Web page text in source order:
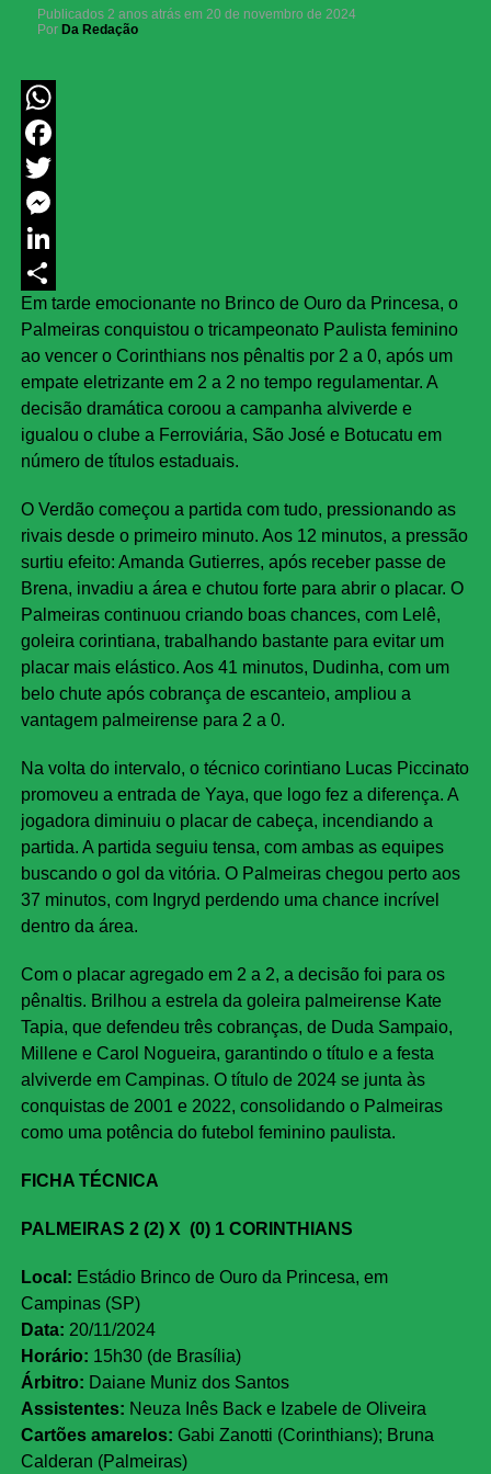
Publicados 2 anos atrás em 20 de novembro de 2024
Por Da Redação
WhatsApp
Facebook
Twitter
Messenger
LinkedIn
Share
Em tarde emocionante no Brinco de Ouro da Princesa, o
Palmeiras conquistou o tricampeonato Paulista feminino
ao vencer o Corinthians nos pênaltis por 2 a 0, após um
empate eletrizante em 2 a 2 no tempo regulamentar. A
decisão dramática coroou a campanha alviverde e
igualou o clube a Ferroviária, São José e Botucatu em
número de títulos estaduais.
O Verdão começou a partida com tudo, pressionando as
rivais desde o primeiro minuto. Aos 12 minutos, a pressão
surtiu efeito: Amanda Gutierres, após receber passe de
Brena, invadiu a área e chutou forte para abrir o placar. O
Palmeiras continuou criando boas chances, com Lelê,
goleira corintiana, trabalhando bastante para evitar um
placar mais elástico. Aos 41 minutos, Dudinha, com um
belo chute após cobrança de escanteio, ampliou a
vantagem palmeirense para 2 a 0.
Na volta do intervalo, o técnico corintiano Lucas Piccinato
promoveu a entrada de Yaya, que logo fez a diferença. A
jogadora diminuiu o placar de cabeça, incendiando a
partida. A partida seguiu tensa, com ambas as equipes
buscando o gol da vitória. O Palmeiras chegou perto aos
37 minutos, com Ingryd perdendo uma chance incrível
dentro da área.
Com o placar agregado em 2 a 2, a decisão foi para os
pênaltis. Brilhou a estrela da goleira palmeirense Kate
Tapia, que defendeu três cobranças, de Duda Sampaio,
Millene e Carol Nogueira, garantindo o título e a festa
alviverde em Campinas. O título de 2024 se junta às
conquistas de 2001 e 2022, consolidando o Palmeiras
como uma potência do futebol feminino paulista.
FICHA TÉCNICA
PALMEIRAS 2 (2) X (0) 1 CORINTHIANS
Local: Estádio Brinco de Ouro da Princesa, em
Campinas (SP)
Data: 20/11/2024
Horário: 15h30 (de Brasília)
Árbitro: Daiane Muniz dos Santos
Assistentes: Neuza Inês Back e Izabele de Oliveira
Cartões amarelos: Gabi Zanotti (Corinthians); Bruna
Calderan (Palmeiras)